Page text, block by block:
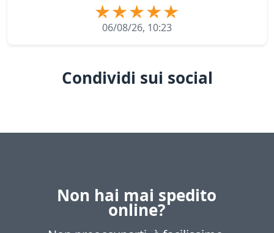
06/08/26, 10:23
Condividi sui social
Non hai mai spedito
online?